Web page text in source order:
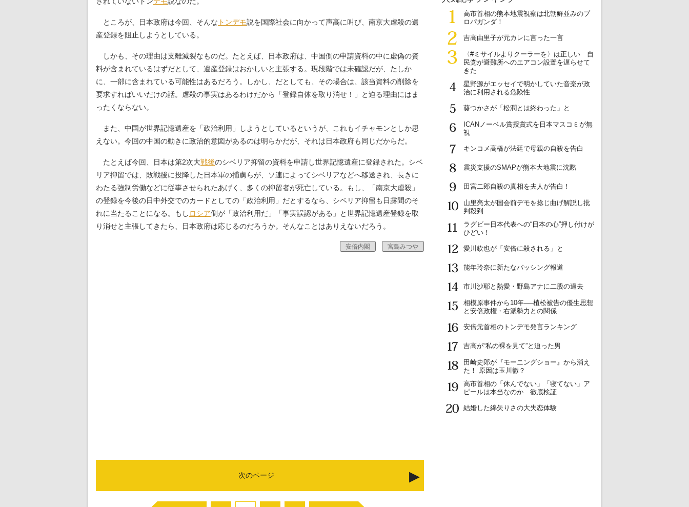
ところが、日本政府は今回、そんな トンデモ説を国際社会に向かって声高に叫び、南京大虐殺の遺
産登録を阻止しようとしている。
しかも、その理由は支離滅裂なものだ。たとえば、日本政府は、中国側の申請資料の中に虚偽の資
料が含まれているはずだとして、遺産登録はおかしいと主張する。現段階では未確認だが、たしか
に、一部に含まれている可能性はあるだろう。しかし、だとしても、その場合は、該当資料の削除を
要求すればいいだけの話。虐殺の事実はあるわけだから「登録自体を取り消せ！」と迫る理由にはま
ったくならない。
また、中国が世界記憶遺産を「政治利用」しようとしているというが、これもイチャモンとしか思
えない。今回の中国の動きに政治的意図があるのは明らかだが、それは日本政府も同じだからだ。
たとえば今回、日本は第2次大戦後のシベリア抑留の資料を申請し世界記憶遺産に登録された。シベ
リア抑留では、敗戦後に投降した日本軍の捕虜らが、ソ連によってシベリアなどへ移送され、長きに
わたる強制労働などに従事させられたあげく、多くの抑留者が死亡している。もし、「南京大虐殺」
の登録を今後の日中外交でのカードとしての「政治利用」だとするなら、シベリア抑留も日露間のそ
れに当たることになる。もし ロシア側が「政治利用だ」「事実誤認がある」と世界記憶遺産登録を取
り消せと主張してきたら、日本政府は応じるのだろうか。そんなことはありえないだろう。
安倍内閣 宮島みつや
次のページ
1
高市首相の熊本地震視察は北朝鮮並みのプ
ロパガンダ！
2
吉高由里子が元カレに言った一言
3
〈#ミサイルよりクーラーを〉は正しい 自
民党が避難所へのエアコン設置を遅らせて
きた
4
星野源がエッセイで明かしていた音楽が政
治に利用される危険性
5
葵つかさが「松潤とは終わった」と
6
ICANノーベル賞授賞式を日本マスコミが無
視
7
キンコメ高橋が法廷で母親の自殺を告白
8
震災支援のSMAPが熊本大地震に沈黙
9
田宮二郎自殺の真相を夫人が告白！
10
山里亮太が国会前デモを捻じ曲げ解説し批
判殺到
11
ラグビー日本代表への“日本の心”押し付けが
ひどい！
12
愛川欽也が「安倍に殺される」と
13
能年玲奈に新たなバッシング報道
14
市川沙耶と熱愛・野島アナに二股の過去
15
相模原事件から10年──植松被告の優生思想
と安倍政権・右派勢力との関係
16
安倍元首相のトンデモ発言ランキング
17
吉高が“私の裸を見て”と迫った男
18
田崎史郎が『モーニングショー』から消え
た！ 原因は玉川徹？
19
高市首相の「休んでない」「寝てない」ア
ピールは本当なのか 徹底検証
20
結婚した綿矢りさの大失恋体験